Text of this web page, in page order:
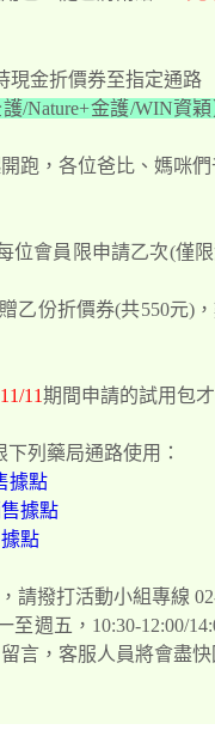
現金折價券至指定通路
護/Nature+金護/WIN資穎
跑，各位爸比、媽咪們
位會員限申請乙次(僅
乙份折價券(共550元)
11期間申請的試用包
下列藥局通路使用：
據點
據點
點
請撥打活動小組專線
週五，10:30-12:00/
留言，客服人員將會盡快